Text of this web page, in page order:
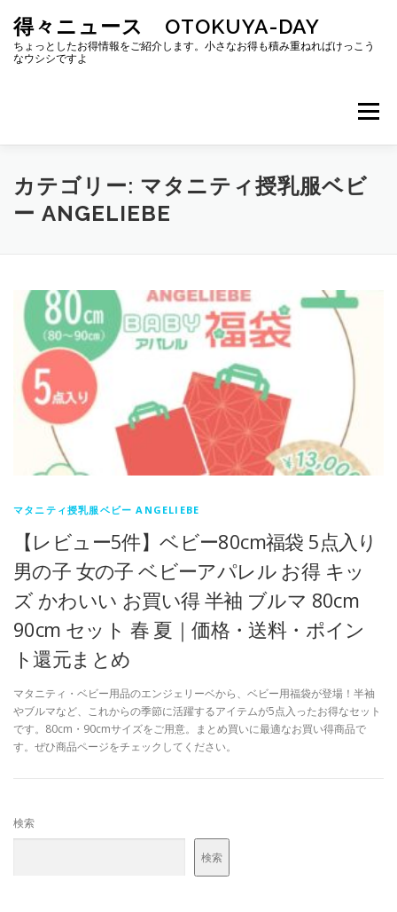
ッ
得々ニュース OTOKUYA-DAY
ちょっとしたお得情報をご紹介します。小さなお得も積み重ねればけっこう
なウシシですよ
メニュー
カテゴリー: マタニティ授乳服ベビ
ー ANGELIEBE
マタニティ授乳服ベビー ANGELIEBE
【レビュー5件】ベビー80cm福袋 5点入り
男の子 女の子 ベビーアパレル お得 キッ
ズ かわいい お買い得 半袖 ブルマ 80cm
90cm セット 春 夏｜価格・送料・ポイン
ト還元まとめ
マタニティ・ベビー用品のエンジェリーベから、ベビー用福袋が登場！半袖
やブルマなど、これからの季節に活躍するアイテムが5点入ったお得なセット
です。80cm・90cmサイズをご用意。まとめ買いに最適なお買い得商品で
す。ぜひ商品ページをチェックしてください。
検索
検索